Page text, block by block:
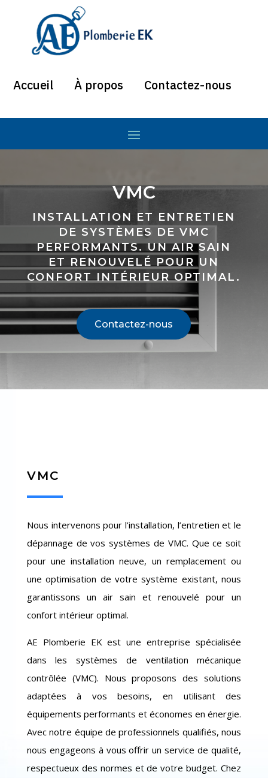
Accueil À propos Contactez-nous
VMC
INSTALLATION ET ENTRETIEN
DE SYSTÈMES DE VMC
PERFORMANTS. UN AIR SAIN
ET RENOUVELÉ POUR UN
CONFORT INTÉRIEUR OPTIMAL.
Contactez-nous
VMC
Nous intervenons pour l’installation, l’entretien et le
dépannage de vos systèmes de VMC. Que ce soit
pour une installation neuve, un remplacement ou
une optimisation de votre système existant, nous
garantissons un air sain et renouvelé pour un
confort intérieur optimal.
AE Plomberie EK est une entreprise spécialisée
dans les systèmes de ventilation mécanique
contrôlée (VMC). Nous proposons des solutions
adaptées à vos besoins, en utilisant des
équipements performants et économes en énergie.
Avec notre équipe de professionnels qualifiés, nous
nous engageons à vous offrir un service de qualité,
respectueux des normes et de votre budget. Chez